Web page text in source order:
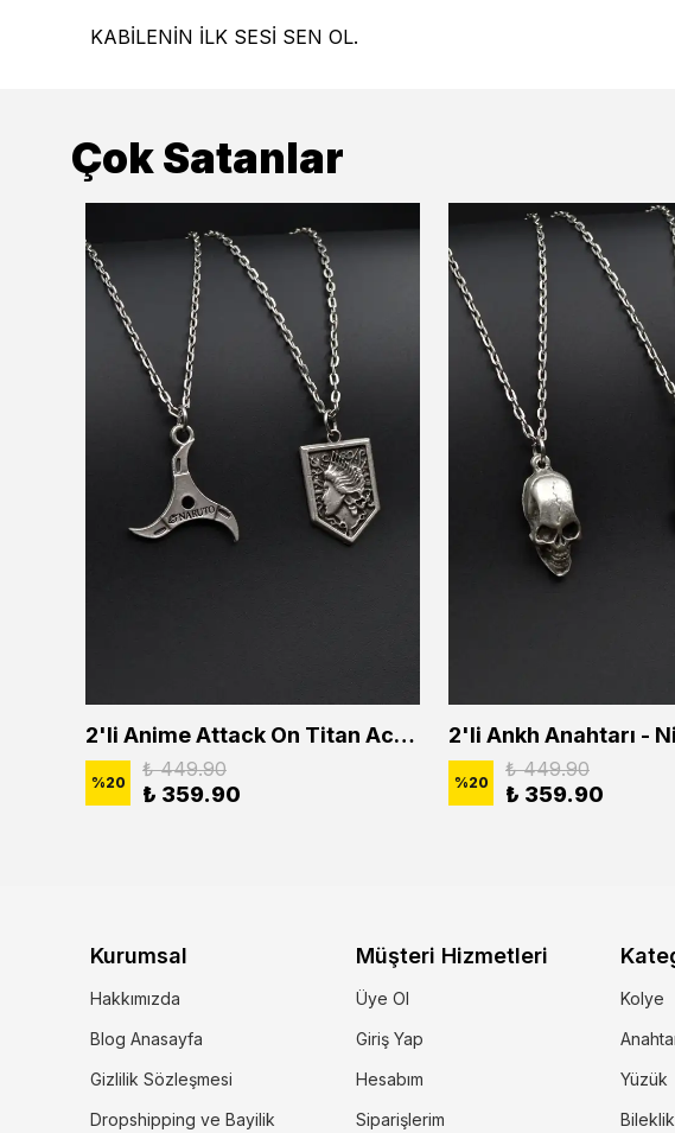
KABİLENİN İLK SESİ SEN OL.
Çok Satanlar
2'li Anime Attack On Titan Acrylic Maria Anime Naruto Erkek Kadın Kolye Seti
%20
₺ 449.90
₺ 359.90 %20
₺ 449.90
₺ 359.90
Kurumsal
Hakkımızda
Blog Anasayfa
Gizlilik Sözleşmesi
Dropshipping ve Bayilik
Müşteri Hizmetleri
Üye Ol
Giriş Yap
Hesabım
Siparişlerim
Kolye
Yüzük
Bileklik